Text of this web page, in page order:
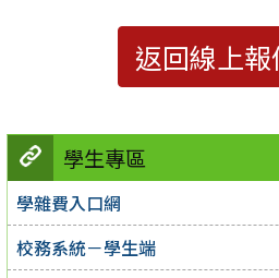
學生專區
學雜費入口網
校務系統－學生端
返回線上